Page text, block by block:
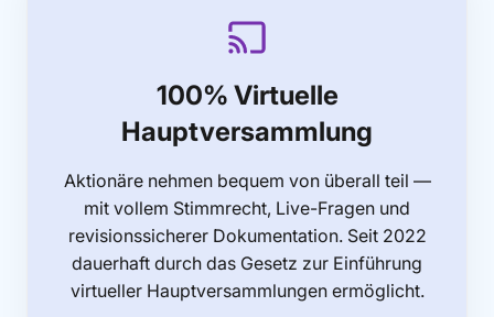
100% Virtuelle
Hauptversammlung
Aktionäre nehmen bequem von überall teil —
mit vollem Stimmrecht, Live-Fragen und
revisionssicherer Dokumentation. Seit 2022
dauerhaft durch das Gesetz zur Einführung
virtueller Hauptversammlungen ermöglicht.